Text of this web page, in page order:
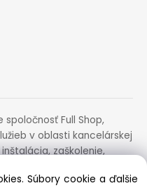
Full Shop,
v oblasti kancelárskej
zaškolenie,
Súbory cookie a ďalšie